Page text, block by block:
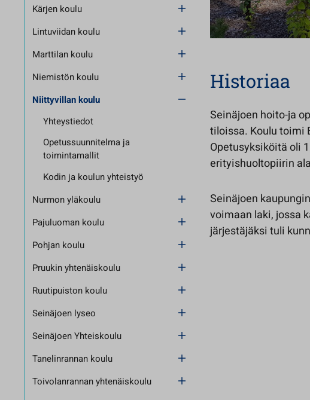
Kärjen koulu
Lintuviidan koulu
Marttilan koulu
Niemistön koulu
Niittyvillan koulu
Yhteystiedot
Opetussuunnitelma ja
toimintamallit
Kodin ja koulun yhteistyö
Nurmon yläkoulu
Pajuluoman koulu
Pohjan koulu
Pruukin yhtenäiskoulu
Ruutipuiston koulu
Seinäjoen lyseo
Seinäjoen Yhteiskoulu
Tanelinrannan koulu
Toivolanrannan yhtenäiskoulu
Historiaa
Seinäjoen hoito-ja
tiloissa. Koulu toimi
Opetusyksiköitä oli
erityishuoltopiirin
Seinäjoen
voimaan laki, jossa
järjestäjäksi tuli